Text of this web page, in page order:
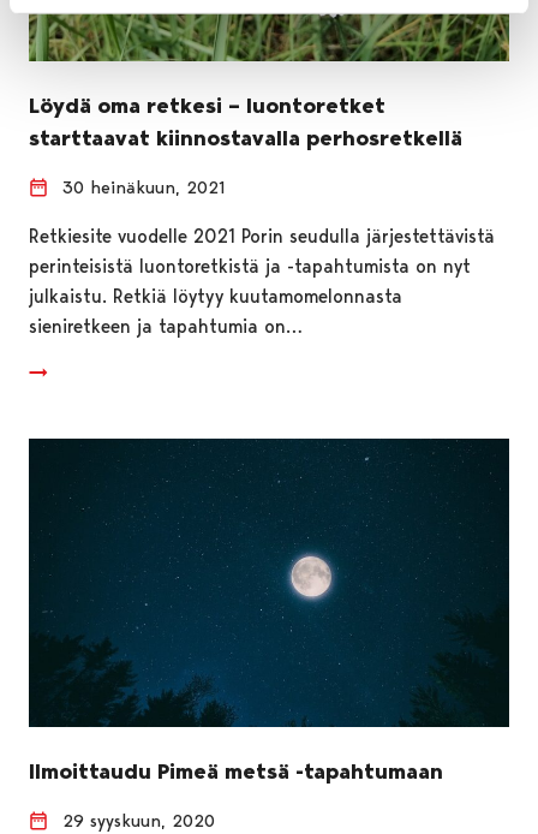
Löydä oma retkesi – luontoretket
starttaavat kiinnostavalla perhosretkellä
30 heinäkuun, 2021
Retkiesite vuodelle 2021 Porin seudulla järjestettävistä
perinteisistä luontoretkistä ja -tapahtumista on nyt
julkaistu. Retkiä löytyy kuutamomelonnasta
sieniretkeen ja tapahtumia on…
Ilmoittaudu Pimeä metsä -tapahtumaan
29 syyskuun, 2020